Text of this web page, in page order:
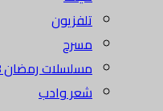
تلفزيون
مسرح
مسلسلات رمضان 2018
شعر وادب